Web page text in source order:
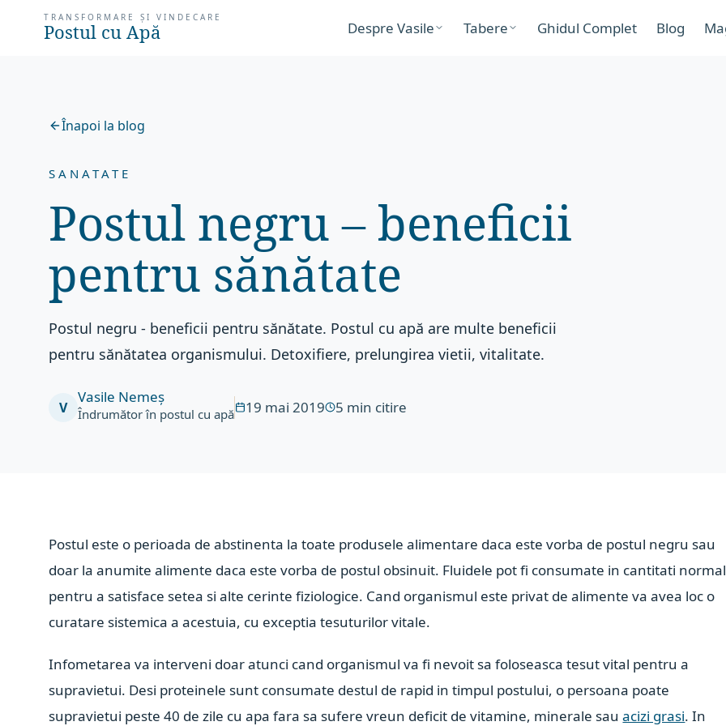
TRANSFORMARE ȘI VINDECARE
Postul cu Apă Despre Vasile Tabere Ghidul Complet Blog
Înapoi la blog
SANATATE
Postul negru – beneficii
pentru sănătate
Postul negru - beneficii pentru sănătate. Postul cu apă are multe beneficii
pentru sănătatea organismului. Detoxifiere, prelungirea vietii, vitalitate.
V
Vasile Nemeș
Îndrumător în postul cu apă 19 mai 2019 5 min citire
Postul este o perioada de abstinenta la toate produsele alimentare daca este vorba de postul negru sau
doar la anumite alimente daca este vorba de postul obsinuit. Fluidele pot fi consumate in cantitati
pentru a satisface setea si alte cerinte fiziologice. Cand organismul este privat de alimente va avea loc o
curatare sistemica a acestuia, cu exceptia tesuturilor vitale.
Infometarea va interveni doar atunci cand organismul va fi nevoit sa foloseasca tesut vital pentru a
supravietui. Desi proteinele sunt consumate destul de rapid in timpul postului, o persoana poate
supravietui peste 40 de zile cu apa fara sa sufere vreun deficit de vitamine, minerale sauacizi grasi. In